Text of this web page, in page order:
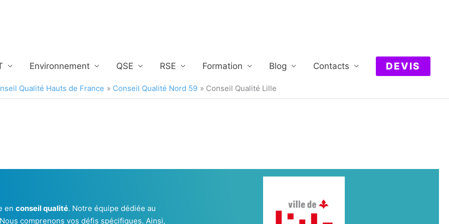
Environnement QSE RSE Formation Blog Contacts DEVIS
Qualité Hauts de France Conseil Qualité Nord 59 Conseil Qualité Lille
en conseil qualité. Notre équipe dédiée au
comprenons vos défis spécifiques. Ainsi,